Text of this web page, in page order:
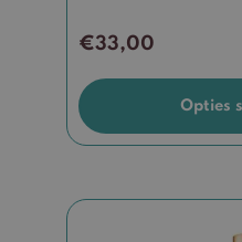
€33,00
Opties